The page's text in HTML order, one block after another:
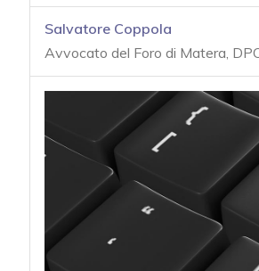
Salvatore Coppola
Avvocato del Foro di Matera,